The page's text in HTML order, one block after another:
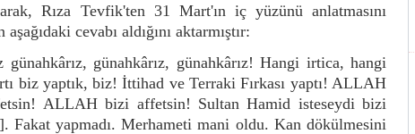
Rıza Tevfik'ten 31 Mart'ın iç yüzünü anlatmasını
cevabı aldığını aktarmıştır:
günahkârız, günahkârız! Hangi irtica, hangi
biz yaptık, biz! İttihad ve Terraki Fırkası yaptı! ALLAH
ALLAH bizi affetsin! Sultan Hamid isteseydi bizi
Fakat yapmadı. Merhameti mani oldu. Kan dökülmesini